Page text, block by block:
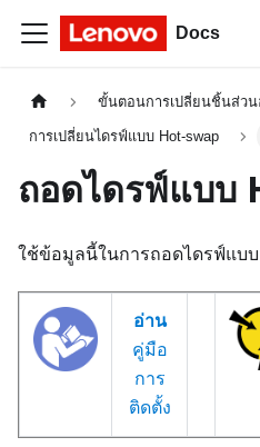
Docs
ขั้นตอนการเปลี่ยนชิ้นส่วน
การเปลี่ยนไดรฟ์แบบ Hot-swap
ถอดไดรฟ์แบบ
ใช้ข้อมูลนี้ในการถอดไดรฟ์แบบ
อ่าน
คู่มือ
การ
ติดตั้ง